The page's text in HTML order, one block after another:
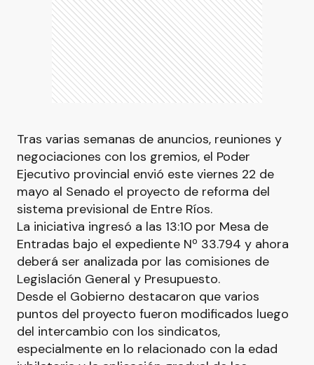
Tras varias semanas de anuncios, reuniones y
negociaciones con los gremios, el Poder
Ejecutivo provincial envió este viernes 22 de
mayo al Senado el proyecto de reforma del
sistema previsional de Entre Ríos.
La iniciativa ingresó a las 13:10 por Mesa de
Entradas bajo el expediente Nº 33.794 y ahora
deberá ser analizada por las comisiones de
Legislación General y Presupuesto.
Desde el Gobierno destacaron que varios
puntos del proyecto fueron modificados luego
del intercambio con los sindicatos,
especialmente en lo relacionado con la edad